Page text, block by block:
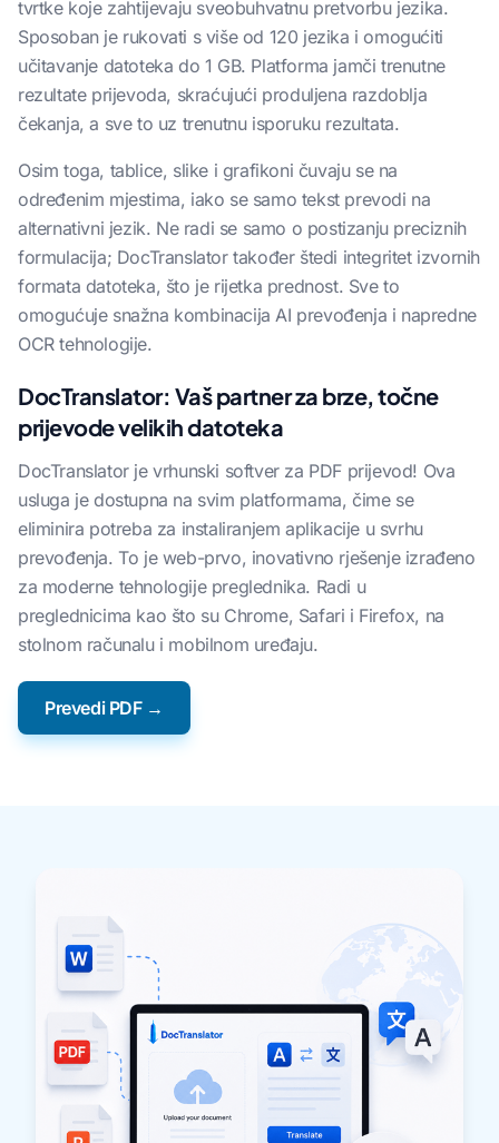
tvrtke koje zahtijevaju sveobuhvatnu pretvorbu jezika.
Sposoban je rukovati s više od 120 jezika i omogućiti
učitavanje datoteka do 1 GB. Platforma jamči trenutne
rezultate prijevoda, skraćujući produljena razdoblja
čekanja, a sve to uz trenutnu isporuku rezultata.
Osim toga, tablice, slike i grafikoni čuvaju se na
određenim mjestima, iako se samo tekst prevodi na
alternativni jezik. Ne radi se samo o postizanju preciznih
formulacija; DocTranslator također štedi integritet izvornih
formata datoteka, što je rijetka prednost. Sve to
omogućuje snažna kombinacija AI prevođenja i napredne
OCR tehnologije.
DocTranslator: Vaš partner za brze, točne
prijevode velikih datoteka
DocTranslator je vrhunski softver za PDF prijevod! Ova
usluga je dostupna na svim platformama, čime se
eliminira potreba za instaliranjem aplikacije u svrhu
prevođenja. To je web-prvo, inovativno rješenje izrađeno
za moderne tehnologije preglednika. Radi u
preglednicima kao što su Chrome, Safari i Firefox, na
stolnom računalu i mobilnom uređaju.
Prevedi PDF →